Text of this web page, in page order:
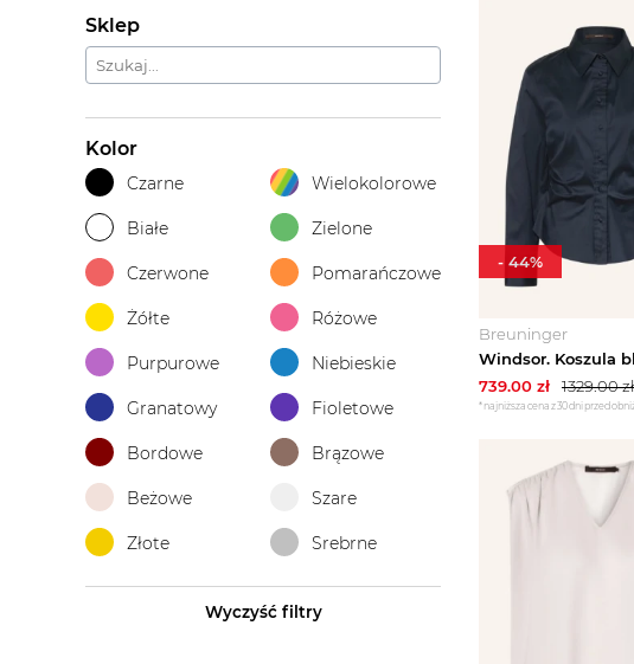
Sklep
Kolor
Czarne Wielokolorowe
Białe Zielone
Czerwone Pomarańczowe
Żółte Różowe
Purpurowe Niebieskie
Granatowy Fioletowe
Bordowe Brązowe
Beżowe Szare
Złote Srebrne
Wyczyść filtry
Breuninger
739.00 zł 1329.00
*najniższa cena z 30 dni przed
- 44%